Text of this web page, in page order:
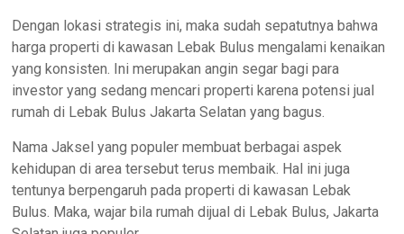
Dengan lokasi strategis ini, maka sudah sepatutnya bahwa
harga properti di kawasan Lebak Bulus mengalami kenaikan
yang konsisten. Ini merupakan angin segar bagi para
investor yang sedang mencari properti karena potensi jual
rumah di Lebak Bulus Jakarta Selatan yang bagus.
Nama Jaksel yang populer membuat berbagai aspek
kehidupan di area tersebut terus membaik. Hal ini juga
tentunya berpengaruh pada properti di kawasan Lebak
Bulus. Maka, wajar bila rumah dijual di Lebak Bulus, Jakarta